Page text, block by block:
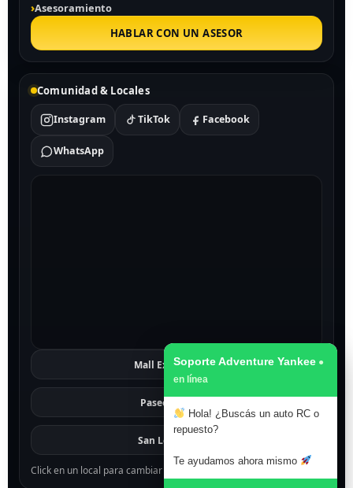
Asesoramiento
HABLAR CON UN ASESOR
Comunidad & Locales
Instagram TikTok Facebook
WhatsApp
Mall Excelsior Ver
Paseo 1811
San Lorenzo
Click en un local para cambiar el mapa.
Soporte Adventure Yankee
Hola! ¿Buscás un auto RC o
repuesto?
Te ayudamos ahora mismo